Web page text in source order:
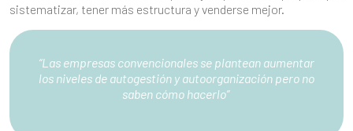
sistematizar, tener más estructura y venderse mejor.
“Las empresas convencionales se plantean aumentar
los niveles de autogestión y autoorganización pero no
saben cómo hacerlo”